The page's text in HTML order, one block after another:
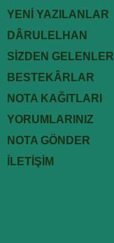
YENİ YAZILANLAR
DÂRULELHAN
SİZDEN GELENLER
BESTEKÂRLAR
NOTA KAĞITLARI
YORUMLARINIZ
NOTA GÖNDER
İLETİŞİM